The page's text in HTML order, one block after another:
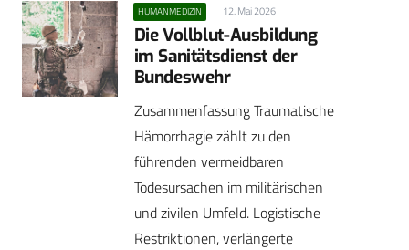
HUMANMEDIZIN 12. Mai 2026
Die Vollblut-Ausbildung
im Sanitätsdienst der
Bundeswehr
Zusammenfassung Traumatische
Hämorrhagie zählt zu den
führenden vermeidbaren
Todesursachen im militärischen
und zivilen Umfeld. Logistische
Restriktionen, verlängerte